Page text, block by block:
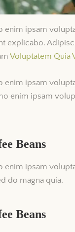
enim ipsam
explicabo.
Voluptatem Quia
enim ipsam
enim ipsam
Beans
enim ipsam
do magna quia.
Beans